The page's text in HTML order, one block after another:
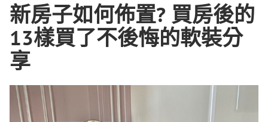
新房子如何佈置? 買房後的
13樣買了不後悔的軟裝分
享